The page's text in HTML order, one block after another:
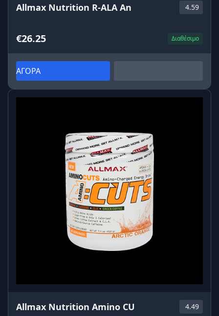
Allmax Nutrition R-ALA An 4.59
€26.25 Διαθέσιμο
ΑΓΟΡΑ
Allmax Nutrition Amino CU 4.49